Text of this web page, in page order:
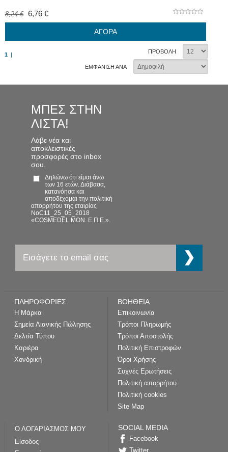
8,24 € 6,76 €
ΑΓΟΡΑ
1| ΠΡΟΒΟΛΗ
ΕΜΦΑΝΙΣΗ ΑΝΑ
ΜΠΕΣ ΣΤΗΝ
ΛΙΣΤΑ!
Λάβε νέα και
αποκλειστικές
προσφορές στο inbox
σου.
Δηλώνω ότι είμαι άνω
των 16 ετών. Διάβασα,
κατανόησα και
αποδέχομαι την πολιτική
απορρήτου της εταιρίας
NoC11_25_05_2018
«COSMEDEL ΜΟΝ. Ε.Π.Ε.».
ΠΛΗΡΟΦΟΡΙΕΣ
Η Μάρκα
Σημεία Λιανικής Πώλησης
Δελτία Τύπου
Καριέρα
Χονδρική
ΒΟΗΘΕΙΑ
Επικοινωνία
Τρόποι Πληρωμής
Τρόποι Αποστολής
Πολιτική Επιστροφών
Όροι Χρήσης
Συχνές Ερωτήσεις
Πολιτική απορρήτου
Πολιτική cookies
Site Map
Ο ΛΟΓΑΡΙΑΣΜΟΣ ΜΟΥ
Είσοδος
SOCIAL MEDIA
Facebook
Twitter